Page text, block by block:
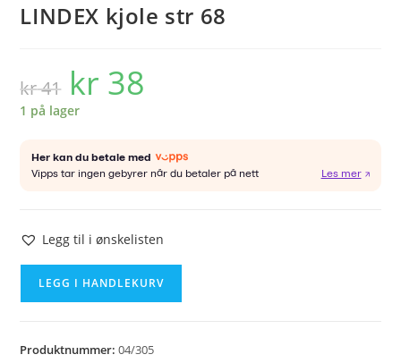
LINDEX kjole str 68
kr41
Opprinnelig
pris
var:
kr 41.
kr 38
1 på lager
Legg til i ønskelisten
LEGG I HANDLEKURV
Produktnummer:04/305